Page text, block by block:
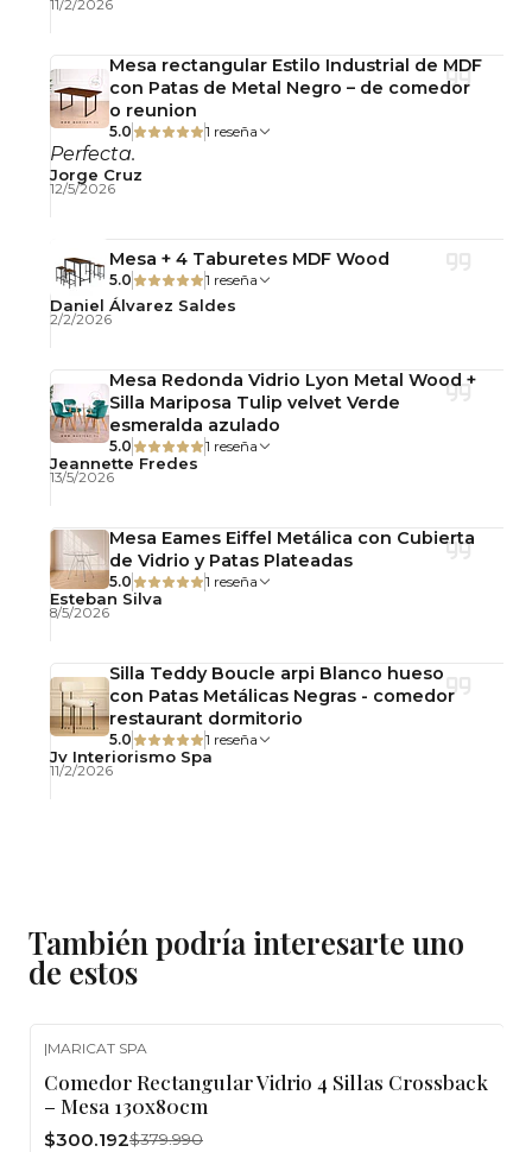
11/2/2026
Mesa rectangular Estilo Industrial de MDF
con Patas de Metal Negro – de comedor
o reunion
5.0 1 reseña
Perfecta.
Jorge Cruz
12/5/2026
Mesa + 4 Taburetes MDF Wood
5.0 1 reseña
Daniel Álvarez Saldes
2/2/2026
Mesa Redonda Vidrio Lyon Metal Wood +
Silla Mariposa Tulip velvet Verde
esmeralda azulado
5.0 1 reseña
Jeannette Fredes
13/5/2026
Mesa Eames Eiffel Metálica con Cubierta
de Vidrio y Patas Plateadas
5.0 1 reseña
Esteban Silva
8/5/2026
Silla Teddy Boucle arpi Blanco hueso
con Patas Metálicas Negras - comedor
restaurant dormitorio
5.0 1 reseña
Jv Interiorismo Spa
11/2/2026
También podría interesarte uno
de estos
-21%
|MARICAT SPA
Comedor Rectangular Vidrio 4 Sillas Crossback
– Mesa 130x80cm
$300.192$379.990